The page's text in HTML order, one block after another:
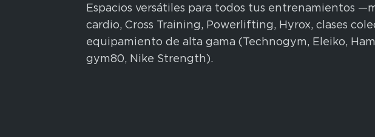
Espacios versátiles para todos tus entrenamientos
cardio, Cross Training, Powerlifting, Hyrox, clases
equipamiento de alta gama (Technogym, Eleiko,
gym80, Nike Strength).